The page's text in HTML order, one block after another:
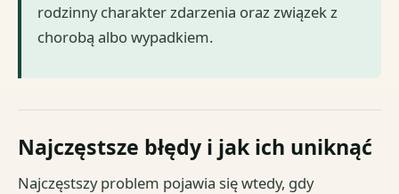
rodzinny charakter zdarzenia oraz związek z
chorobą albo wypadkiem.
Najczęstsze błędy i jak ich uniknąć
Najczęstszy problem pojawia się wtedy, gdy